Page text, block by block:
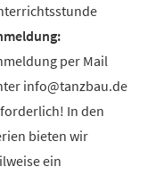
per Mail
info@tanzbau.de
In den
bieten wir
ein